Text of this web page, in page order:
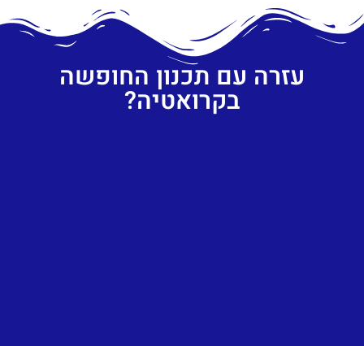
עזרה עם תכנון החופשה
בקרואטיה?